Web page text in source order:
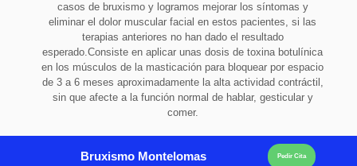
casos de bruxismo y logramos mejorar los síntomas y
eliminar el dolor muscular facial en estos pacientes, si las
terapias anteriores no han dado el resultado
esperado.Consiste en aplicar unas dosis de toxina botulínica
en los músculos de la masticación para bloquear por espacio
de 3 a 6 meses aproximadamente la alta actividad contráctil,
sin que afecte a la función normal de hablar, gesticular y
comer.
Bruxismo Montelomas Pedir Cita